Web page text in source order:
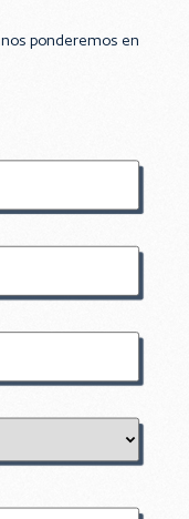
ponderemos en